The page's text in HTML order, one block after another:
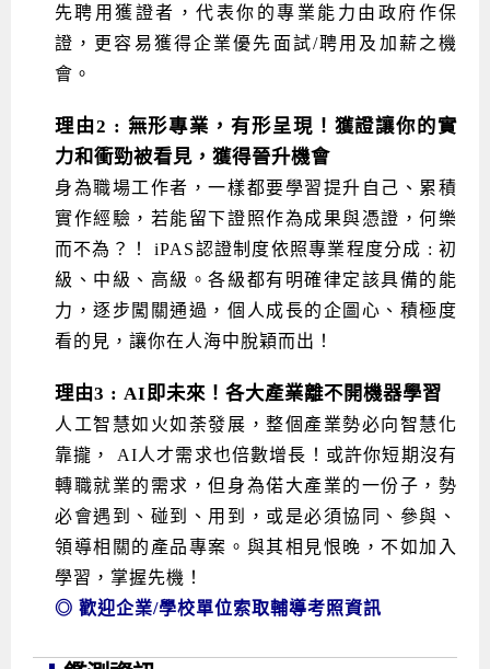
Python程式設計
Python程式設計(舊)
Java 物件導向程式
Android ADK周邊裝置開發班
TI MSP430微控制器開發
生醫感測器整合設計班
NFC無線通訊設計實作班
轉職就業班
AIoT人工智慧與物聯網實戰人才就業班
物聯網韌體工程師人才養成班
物聯網平台開發人才養成班(政府+企業雙重補助)
物聯網平台開發人才養成班
實體課程總覽
電腦視覺演算法-人臉識別實戰
OpenVINO邊緣運算實務
青少年AI人工智慧實作班
Python程式實戰養成學程
用樹莓派實現物聯網
先聘用獲證者，代表你的專業能力由政府作保
證，更容易獲得企業優先面試/聘用及加薪之機
會。
理由2 : 無形專業，有形呈現！獲證讓你的實
力和衝勁被看見，獲得晉升機會
身為職場工作者，一樣都要學習提升自己、累積
實作經驗，若能留下證照作為成果與憑證，何樂
而不為？！ iPAS認證制度依照專業程度分成 : 初
級、中級、高級。各級都有明確律定該具備的能
力，逐步闖關通過，個人成長的企圖心、積極度
看的見，讓你在人海中脫穎而出！
理由3 : AI即未來！各大產業離不開機器學習
人工智慧如火如荼發展，整個產業勢必向智慧化
靠攏， AI人才需求也倍數增長！或許你短期沒有
轉職就業的需求，但身為偌大產業的一份子，勢
必會遇到、碰到、用到，或是必須協同、參與、
領導相關的產品專案。與其相見恨晚，不如加入
學習，掌握先機！
◎ 歡迎企業/學校單位索取輔導考照資訊